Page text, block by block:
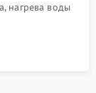
нагрева воды
шумов,
поддоне.